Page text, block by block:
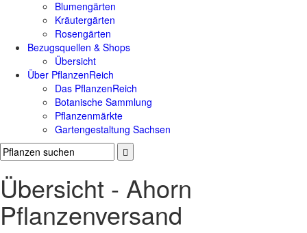
Blumengärten
Kräutergärten
Rosengärten
Bezugsquellen & Shops
Übersicht
Über PflanzenReich
Das PflanzenReich
Botanische Sammlung
Pflanzenmärkte
Gartengestaltung Sachsen
Übersicht - Ahorn
Pflanzenversand